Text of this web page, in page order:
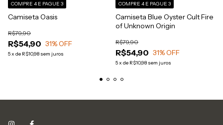
Camiseta Oasis
R$54,90
R$79,90
31% OFF
5x de R$10,98 sem juros
COMPRE 4 E PAGUE 3
Camiseta Blue Oyster Cult Fire
of Unknown Origin
R$54,90
R$79,90
31% OFF
5x de R$10,98 sem juros
COMPRE 4 E PAGUE 3